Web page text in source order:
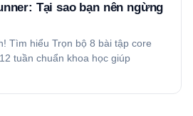
Tại sao bạn nên ngừng
Tìm hiểu Trọn bộ 8 bài tập core
tuần chuẩn khoa học giúp